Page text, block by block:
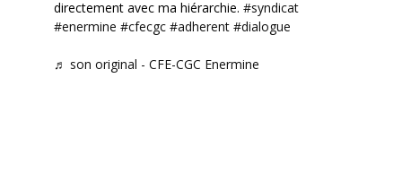
directement avec ma hiérarchie. #syndicat
#enermine #cfecgc #adherent #dialogue
♬ son original - CFE-CGC Enermine